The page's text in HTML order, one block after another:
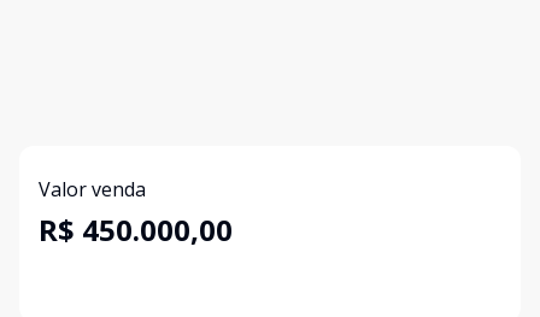
Valor venda
R$ 450.000,00